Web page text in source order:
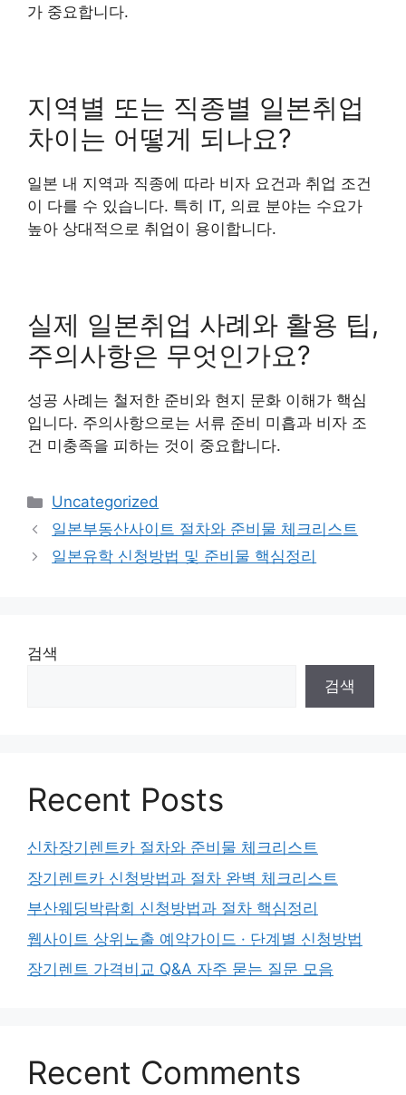
가 중요합니다.
지역별 또는 직종별 일본취업
차이는 어떻게 되나요?
일본 내 지역과 직종에 따라 비자 요건과 취업 조건
이 다를 수 있습니다. 특히 IT, 의료 분야는 수요가
높아 상대적으로 취업이 용이합니다.
실제 일본취업 사례와 활용 팁,
주의사항은 무엇인가요?
성공 사례는 철저한 준비와 현지 문화 이해가 핵심
입니다. 주의사항으로는 서류 준비 미흡과 비자 조
건 미충족을 피하는 것이 중요합니다.
Categories
Uncategorized
일본부동산사이트 절차와 준비물 체크리스트
일본유학 신청방법 및 준비물 핵심정리
검색
검색
Recent Posts
신차장기렌트카 절차와 준비물 체크리스트
장기렌트카 신청방법과 절차 완벽 체크리스트
부산웨딩박람회 신청방법과 절차 핵심정리
웹사이트 상위노출 예약가이드 · 단계별 신청방법
장기렌트 가격비교 Q&A 자주 묻는 질문 모음
Recent Comments